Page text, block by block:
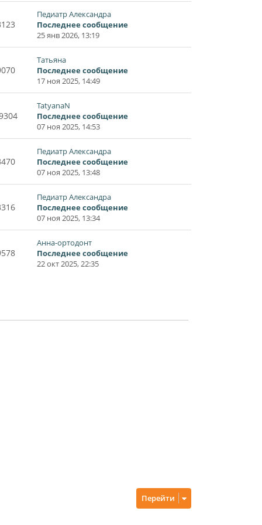
Педиатр Александра
Последнее сообщение
25 янв 2026, 13:19
Татьяна
Последнее сообщение
17 ноя 2025, 14:49
TatyanaN
Последнее сообщение
07 ноя 2025, 14:53
Педиатр Александра
Последнее сообщение
07 ноя 2025, 13:48
Педиатр Александра
Последнее сообщение
07 ноя 2025, 13:34
Анна-ортодонт
Последнее сообщение
22 окт 2025, 22:35
Перейти